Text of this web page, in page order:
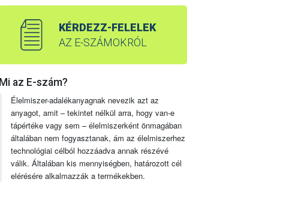
KÉRDEZZ-FELELEK
AZ E-SZÁMOKRÓL
Mi az E-szám?
Élelmiszer-adalékanyagnak nevezik azt az
anyagot, amit – tekintet nélkül arra, hogy van-e
tápértéke vagy sem – élelmiszerként önmagában
általában nem fogyasztanak, ám az élelmiszerhez
technológiai célból hozzáadva annak részévé
válik. Általában kis mennyiségben, határozott cél
elérésére alkalmazzák a termékekben.